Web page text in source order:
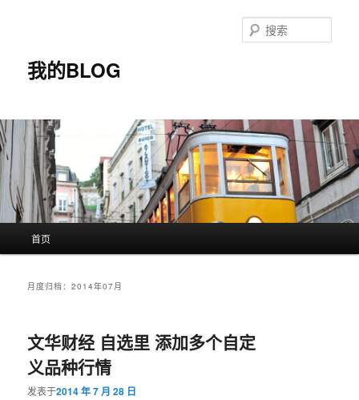
我的BLOG
索
跳
内
容
跳
内
容
首页
月度归档：2014年07月
文华财经 自选里 添加多个自定
义品种行情
发表于2014 年 7 月 28 日